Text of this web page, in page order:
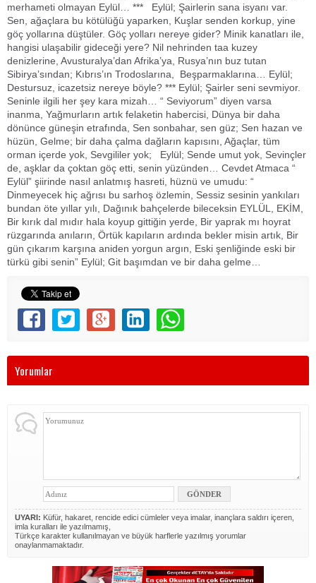
merhameti olmayan Eylül… *** Eylül; Şairlerin sana isyanı var.
Sen, ağaçlara bu kötülüğü yaparken, Kuşlar senden korkup, yine
göç yollarına düştüler. Göç yolları nereye gider? Minik kanatları ile,
hangisi ulaşabilir gideceği yere? Nil nehrinden taa kuzey
denizlerine, Avusturalya’dan Afrika’ya, Rusya’nın buz tutan
Sibirya’sından; Kıbrıs’ın Trodoslarına, Beşparmaklarına… Eylül;
Destursuz, icazetsiz nereye böyle? *** Eylül; Şairler seni sevmiyor.
Seninle ilgili her şey kara mizah… “ Seviyorum” diyen varsa
inanma, Yağmurların artık felaketin habercisi, Dünya bir daha
dönünce güneşin etrafında, Sen sonbahar, sen güz; Sen hazan ve
hüzün, Gelme; bir daha çalma dağların kapısını, Ağaçlar, tüm
orman içerde yok, Sevgililer yok; Eylül; Sende umut yok, Sevinçler
de, aşklar da çoktan göç etti, senin yüzünden… Cevdet Atmaca “
Eylül” şiirinde nasıl anlatmış hasreti, hüznü ve umudu: “
Dinmeyecek hiç ağrısı bu sarhoş özlemin, Sessiz sesinin yankıları
bundan öte yıllar yılı, Dağınık bahçelerde bileceksin EYLÜL, EKİM,
Bir kırık dal mıdır hala koyup gittiğin yerde, Bir yaprak mı hoyrat
rüzgarında anıların, Örtük kapıların ardında bekler misin artık, Bir
gün çıkarım karşına aniden yorgun argın, Eski şenliğinde eski bir
türkü gibi senin” Eylül; Git başımdan ve bir daha gelme…
Yorumlar
UYARI: Küfür, hakaret, rencide edici cümleler veya imalar, inançlara saldırı içeren,
imla kuralları ile yazılmamış,
Türkçe karakter kullanılmayan ve büyük harflerle yazılmış yorumlar
onaylanmamaktadır.